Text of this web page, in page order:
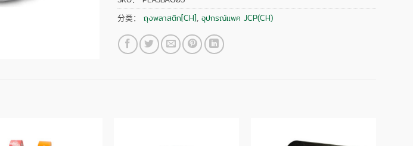
分类： ถุงพลาสติก[CH], อุปกรณ์แพค JCP(CH)